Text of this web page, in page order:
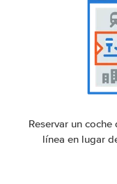
Reservar un
línea en lugar